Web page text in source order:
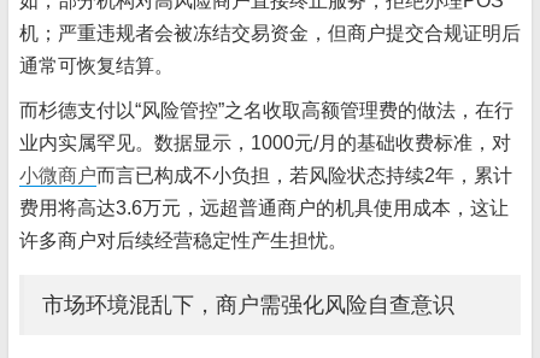
机；严重违规者会被冻结交易资金，但商户提交合规证明后
通常可恢复结算。
而杉德支付以“风险管控”之名收取高额管理费的做法，在行
业内实属罕见。数据显示，1000元/月的基础收费标准，对
小微商户而言已构成不小负担，若风险状态持续2年，累计
费用将高达3.6万元，远超普通商户的机具使用成本，这让
许多商户对后续经营稳定性产生担忧。
市场环境混乱下，商户需强化风险自查意识